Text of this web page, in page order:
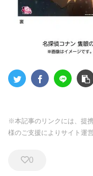
※本記事のリンクには、提
様のご支援によりサイト運
0